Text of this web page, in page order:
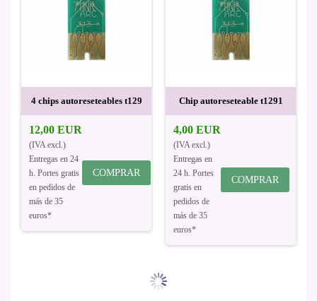
4 chips autoreseteables t129
12,00 EUR
(IVA excl.)
Entregas en 24
h. Portes gratis
en pedidos de
más de 35
euros*
COMPRAR
Chip autoreseteable t1291
4,00 EUR
(IVA excl.)
Entregas en
24 h. Portes
gratis en
pedidos de
más de 35
euros*
COMPRAR